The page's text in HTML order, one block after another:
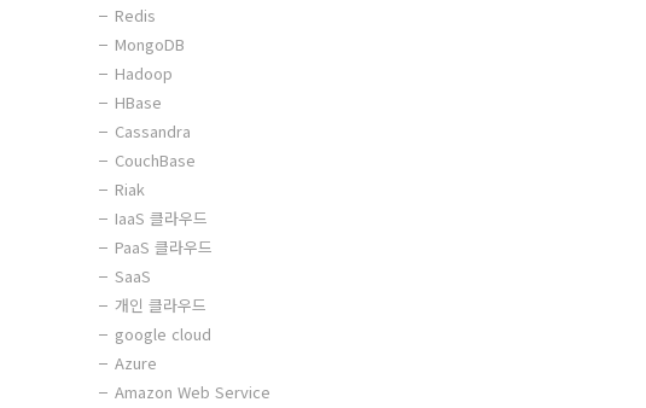
Redis
MongoDB
Hadoop
HBase
Cassandra
CouchBase
Riak
IaaS 클라우드
PaaS 클라우드
SaaS
개인 클라우드
google cloud
Azure
Amazon Web Service